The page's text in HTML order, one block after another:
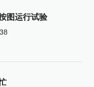
图运行试验